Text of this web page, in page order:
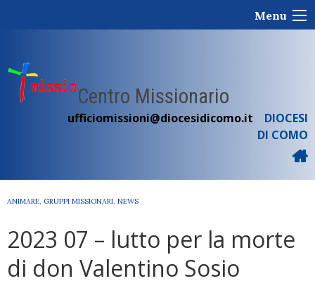
Menu
Centro Missionario
ufficiomissioni@diocesidicomo.it
DIOCESI
DI COMO
ANIMARE, GRUPPI MISSIONARI, NEWS
2023 07 – lutto per la morte
di don Valentino Sosio